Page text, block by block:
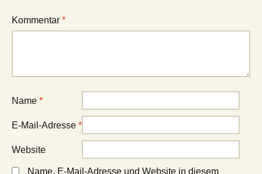
Kommentar *
Name *
E-Mail-Adresse *
Website
Name, E-Mail-Adresse und Website in diesem